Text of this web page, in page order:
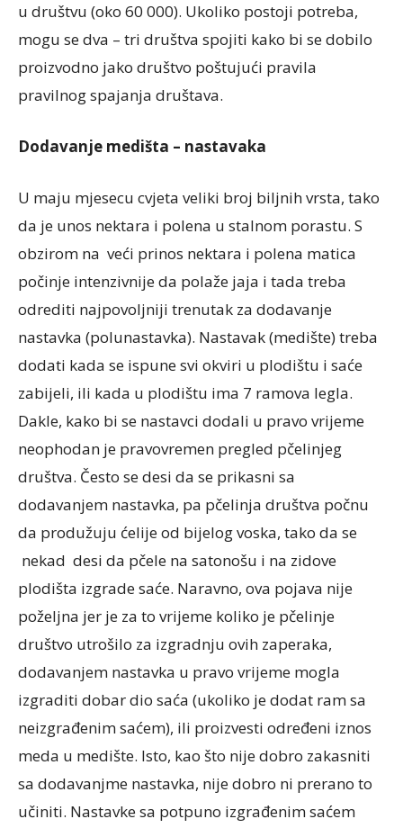
u društvu (oko 60 000). Ukoliko postoji potreba,
mogu se dva – tri društva spojiti kako bi se dobilo
proizvodno jako društvo poštujući pravila
pravilnog spajanja društava.
Dodavanje medišta – nastavaka
U maju mjesecu cvjeta veliki broj biljnih vrsta, tako
da je unos nektara i polena u stalnom porastu. S
obzirom na veći prinos nektara i polena matica
počinje intenzivnije da polaže jaja i tada treba
odrediti najpovoljniji trenutak za dodavanje
nastavka (polunastavka). Nastavak (medište) treba
dodati kada se ispune svi okviri u plodištu i saće
zabijeli, ili kada u plodištu ima 7 ramova legla.
Dakle, kako bi se nastavci dodali u pravo vrijeme
neophodan je pravovremen pregled pčelinjeg
društva. Često se desi da se prikasni sa
dodavanjem nastavka, pa pčelinja društva počnu
da produžuju ćelije od bijelog voska, tako da se
nekad desi da pčele na satonošu i na zidove
plodišta izgrade saće. Naravno, ova pojava nije
poželjna jer je za to vrijeme koliko je pčelinje
društvo utrošilo za izgradnju ovih zaperaka,
dodavanjem nastavka u pravo vrijeme mogla
izgraditi dobar dio saća (ukoliko je dodat ram sa
neizgrađenim saćem), ili proizvesti određeni iznos
meda u medište. Isto, kao što nije dobro zakasniti
sa dodavanjme nastavka, nije dobro ni prerano to
učiniti. Nastavke sa potpuno izgrađenim saćem